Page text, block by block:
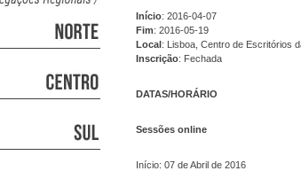
Início: 2016-04-07
Fim: 2016-05-19
Local: Lisboa, Centro de Escritórios
Inscrição: Fechada
DATAS/HORÁRIO
Sessões online
Início: 07 de Abril de 2016